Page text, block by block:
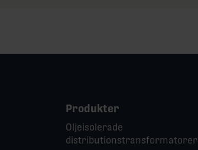
Produkter
Oljeisolerade
distributionstransformatorer